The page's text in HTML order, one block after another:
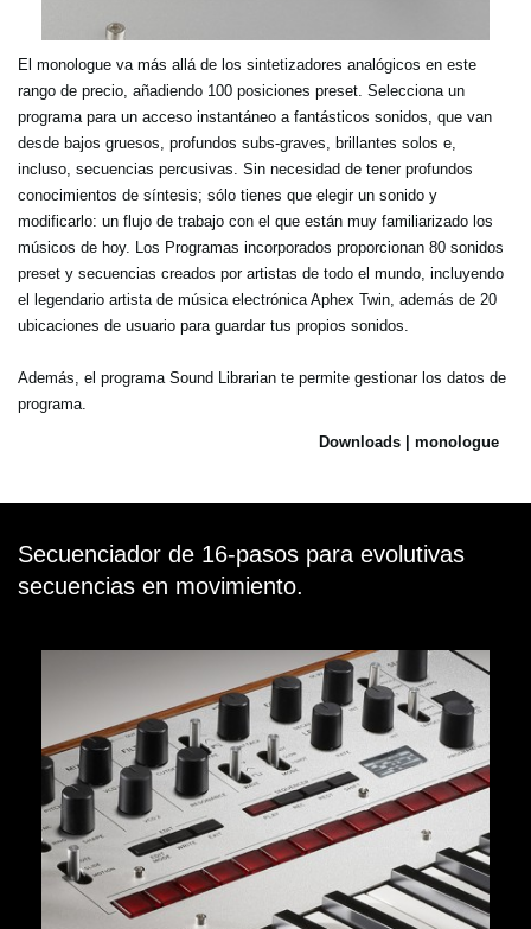
El monologue va más allá de los sintetizadores analógicos en este
rango de precio, añadiendo 100 posiciones preset. Selecciona un
programa para un acceso instantáneo a fantásticos sonidos, que van
desde bajos gruesos, profundos subs-graves, brillantes solos e,
incluso, secuencias percusivas. Sin necesidad de tener profundos
conocimientos de síntesis; sólo tienes que elegir un sonido y
modificarlo: un flujo de trabajo con el que están muy familiarizado los
músicos de hoy. Los Programas incorporados proporcionan 80 sonidos
preset y secuencias creados por artistas de todo el mundo, incluyendo
el legendario artista de música electrónica Aphex Twin, además de 20
ubicaciones de usuario para guardar tus propios sonidos.
Además, el programa Sound Librarian te permite gestionar los datos de
programa.
Downloads | monologue
Secuenciador de 16-pasos para evolutivas
secuencias en movimiento.